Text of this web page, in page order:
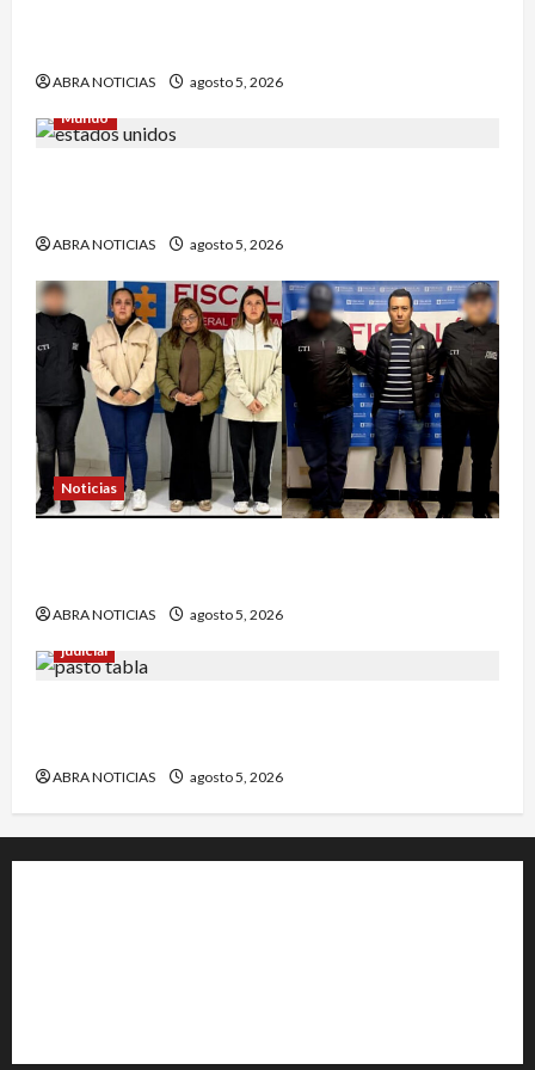
ABRA NOTICIAS
agosto 5, 2026
Mundo
ABRA NOTICIAS agosto 5, 2026
Noticias
ABRA NOTICIAS
agosto 5, 2026
judicial
ABRA NOTICIAS agosto 5, 2026